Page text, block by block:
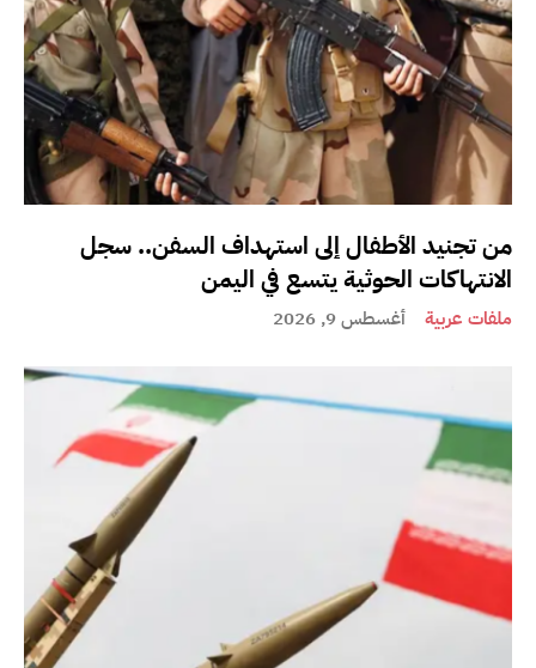
من تجنيد الأطفال إلى استهداف السفن.. سجل
الانتهاكات الحوثية يتسع في اليمن
ملفات عربية أغسطس 9, 2026